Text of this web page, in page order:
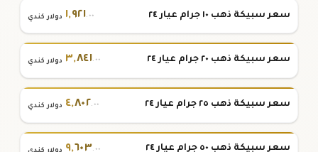
سعر سبيكة ذهب ١٠ جرام عيار ٢٤ ١,٩٢١.٠٠ دولار كندي
سعر سبيكة ذهب ٢٠ جرام عيار ٢٤ ٣,٨٤١.٠٠ دولار كندي
سعر سبيكة ذهب ٢٥ جرام عيار ٢٤ ٤,٨٠٢.٠٠ دولار كندي
سعر سبيكة ذهب ٥٠ جرام عيار ٢٤ ٩,٦٠٣.٠٠ دولار كندي